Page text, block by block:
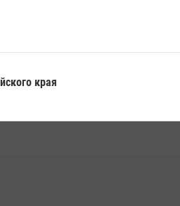
края